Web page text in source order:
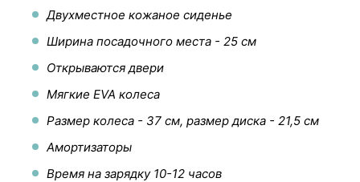
Двухместное кожаное сиденье
Ширина посадочного места - 25 см
Открываются двери
Мягкие EVA колеса
Размер колеса - 37 см, размер диска - 21,5 см
Амортизаторы
Время на зарядку 10-12 часов